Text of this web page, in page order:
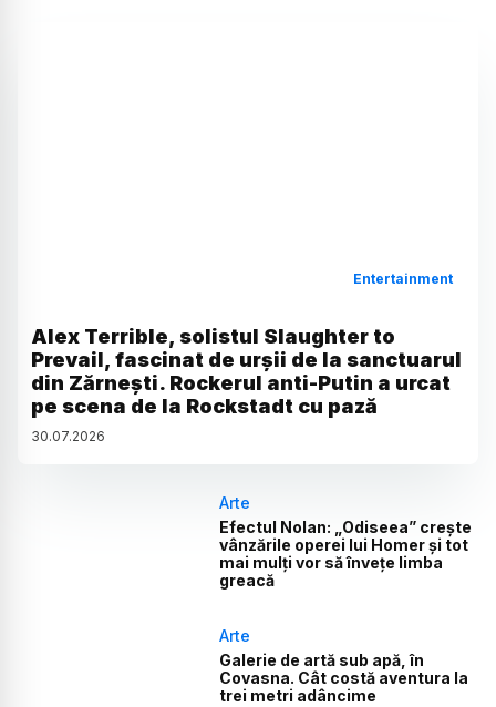
Entertainment
Alex Terrible, solistul Slaughter to
Prevail, fascinat de urșii de la sanctuarul
din Zărnești. Rockerul anti-Putin a urcat
pe scena de la Rockstadt cu pază
30.07.2026
Arte
Efectul Nolan: „Odiseea” crește
vânzările operei lui Homer și tot
mai mulți vor să învețe limba
greacă
Arte
Galerie de artă sub apă, în
Covasna. Cât costă aventura la
trei metri adâncime